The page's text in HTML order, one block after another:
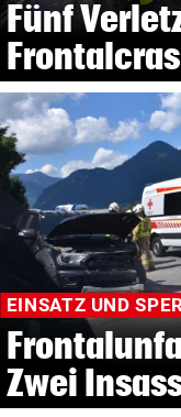
Fünf
EINSATZ UND
Zwei